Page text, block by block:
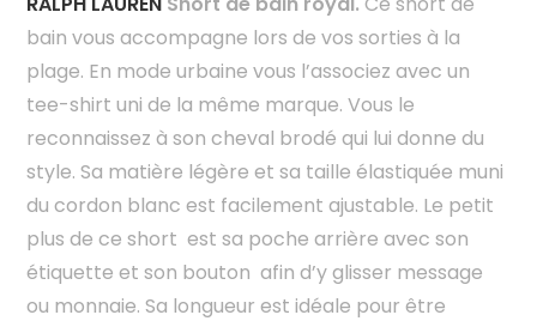
bain vous accompagne lors de vos sorties à la
plage. En mode urbaine vous l’associez avec un
tee-shirt uni de la même marque. Vous le
reconnaissez à son cheval brodé qui lui donne du
style. Sa matière légère et sa taille élastiquée muni
du cordon blanc est facilement ajustable. Le petit
plus de ce short est sa poche arrière avec son
étiquette et son bouton afin d’y glisser message
ou monnaie. Sa longueur est idéale pour être